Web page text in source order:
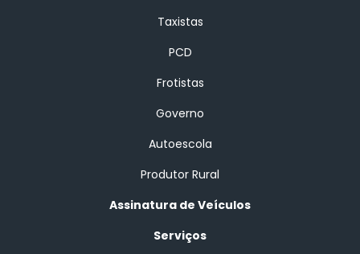
Taxistas
PCD
Frotistas
Governo
Autoescola
Produtor Rural
Assinatura de Veículos
Serviços